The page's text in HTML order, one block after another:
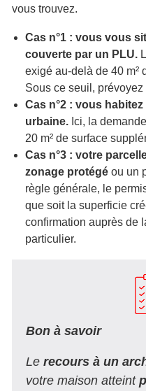
vous trouvez.
Cas n°1 : vous vous
couverte par un PLU.
exigé au-delà de 40 m²
Sous ce seuil,
Cas n°2 : vous
urbaine. Ici, la
20 m² de surface
Cas n°3 : votre
zonage protégé ou un
règle générale, le
que soit la superficie
confirmation auprès de
particulier.
Bon à savoir
Le recours à un
votre maison atteint